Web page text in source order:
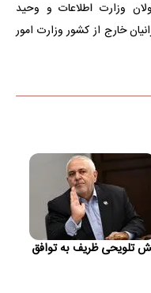
وزارت اطلاعات و وحید
خارج از کشور وزارت امور
تلویحی ظریف به توافق